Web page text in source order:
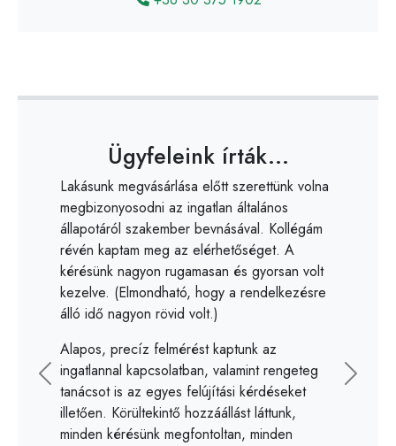
Ügyfeleink írták...
Lakásunk megvásárlása előtt szerettünk volna
megbizonyosodni az ingatlan általános
állapotáról szakember bevnásával. Kollégám
révén kaptam meg az elérhetőséget. A
kérésünk nagyon rugamasan és gyorsan volt
kezelve. (Elmondható, hogy a rendelkezésre
álló idő nagyon rövid volt.)
Alapos, precíz felmérést kaptunk az
ingatlannal kapcsolatban, valamint rengeteg
tanácsot is az egyes felújítási kérdéseket
illetően. Körültekintő hozzáállást láttunk,
minden kérésünk megfontoltan, minden
Ügyfeleink írták...
Dániellel több éve dolgozunk együtt,
precizitásával, folyamatos rendelkezésre
állásával és kreatív ötleteivel alapos és pontos
munkáival kimagasló színvonalú szolgáltatást
nyújtott vállalatunk számára együttműködésünk
során.
Bízunk benne, hogy ez az értékes szakmai
kapcsolat a jövőben is fennáll köztünk és több
projektben lesz alkalmunk együtt dolgozni.
Bene György
Előző